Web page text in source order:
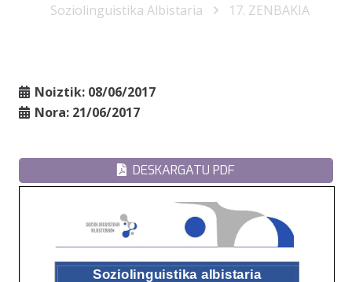
Soziolinguistika Albistaria
17. ZENBAKIA
Noiztik: 08/06/2017
Nora: 21/06/2017
DESKARGATU PDF